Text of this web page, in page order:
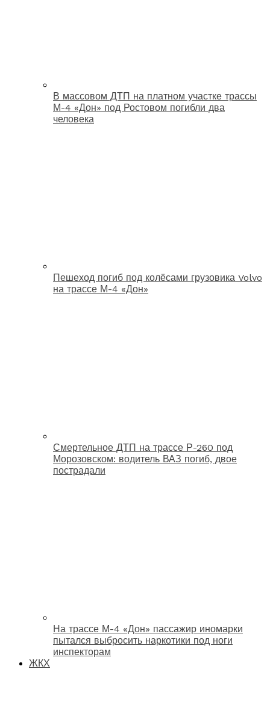
В массовом ДТП на платном участке трассы
М-4 «Дон» под Ростовом погибли два
человека
Пешеход погиб под колёсами грузовика Volvo
на трассе М-4 «Дон»
Смертельное ДТП на трассе Р-260 под
Морозовском: водитель ВАЗ погиб, двое
пострадали
На трассе М-4 «Дон» пассажир иномарки
пытался выбросить наркотики под ноги
инспекторам
ЖКХ